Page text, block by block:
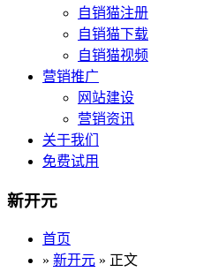
自销猫注册
自销猫下载
自销猫视频
营销推广
网站建设
营销资讯
关于我们
免费试用
新开元
首页
» 新开元 » 正文